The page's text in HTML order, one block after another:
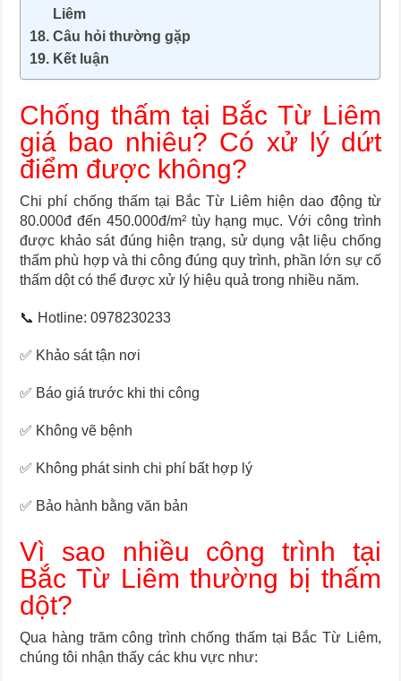
Liêm
Câu hỏi thường gặp
Kết luận
Chống thấm tại Bắc Từ Liêm
giá bao nhiêu? Có xử lý dứt
điểm được không?
Chi phí chống thấm tại Bắc Từ Liêm hiện dao động từ
80.000đ đến 450.000đ/m² tùy hạng mục. Với công trình
được khảo sát đúng hiện trạng, sử dụng vật liệu chống
thấm phù hợp và thi công đúng quy trình, phần lớn sự cố
thấm dột có thể được xử lý hiệu quả trong nhiều năm.
📞 Hotline: 0978230233
✅ Khảo sát tận nơi
✅ Báo giá trước khi thi công
✅ Không vẽ bệnh
✅ Không phát sinh chi phí bất hợp lý
✅ Bảo hành bằng văn bản
Vì sao nhiều công trình tại
Bắc Từ Liêm thường bị thấm
dột?
Qua hàng trăm công trình chống thấm tại Bắc Từ Liêm,
chúng tôi nhận thấy các khu vực như: